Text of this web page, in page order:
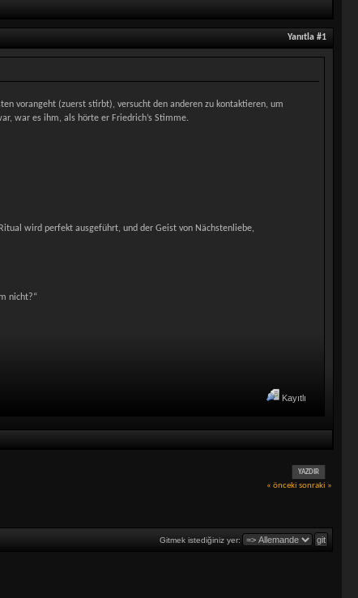
Yanıtla #1
vorangeht (zuerst stirbt), versucht den anderen zu kontaktieren, um
war es ihm, als hörte er Friedrich’s Stimme.
wird perfekt ausgeführt, und der Geist von Nächstenliebe,
nicht?“
Kayıtlı
YAZDIR
« önceki sonraki »
Gitmek istediğiniz yer: